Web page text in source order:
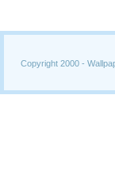
Copyright 2000 -